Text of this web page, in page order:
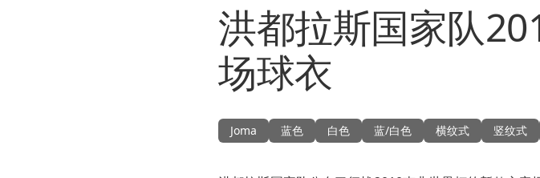
洪都拉斯国家队
场球衣
Joma 蓝色 白色 蓝/白色 横纹式 竖纹式